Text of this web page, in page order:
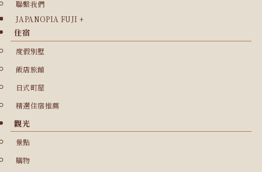
聯繫我們
JAPANOPIA FUJI +
住宿
度假別墅
飯店旅館
日式町屋
精選住宿推薦
觀光
景點
購物